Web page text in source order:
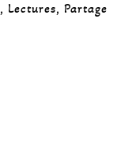
, Lectures, Partage